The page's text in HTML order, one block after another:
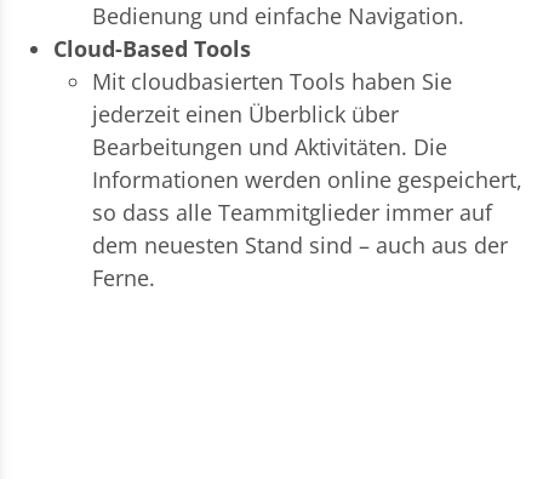
Bedienung und einfache Navigation.
Cloud-Based Tools
Mit cloudbasierten Tools haben Sie
jederzeit einen Überblick über
Bearbeitungen und Aktivitäten. Die
Informationen werden online gespeichert,
so dass alle Teammitglieder immer auf
dem neuesten Stand sind – auch aus der
Ferne.